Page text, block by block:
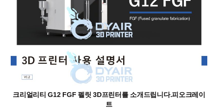
크리얼리티 G12 FGF 펠릿 3D프린터를 소개드립니다.피오크레이
트